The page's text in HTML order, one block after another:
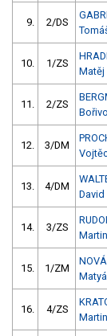
9. 2/DS
10. 1/ZS
Matěj
11. 2/ZS
12. 3/DM
13. 4/DM
David
14. 3/ZS
Martin
15. 1/ZM
16. 4/ZS
Martin